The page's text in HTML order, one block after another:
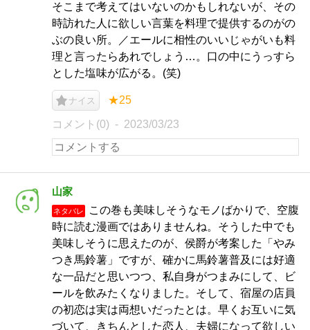
そこまで考えてはいないのかもしれないが、その
時訪れた人に欲しい言葉を料理で提供するのがの
ぶの良い所。／エールに相性のいいじゃがいも料
理と言ったらあれでしょう…。口の中にうっすら
とした塩味が広がる。(笑)
ナイス ★25
コメント(0) 2023/03/23
山家
ネタバレ
この巻も美味しそうなモノばかりで、空腹
時に読む漫画ではありませんね。そうした中でも
美味しそうに思えたのが、侯爵が考案した「やみ
つき馬鈴薯」ですが、確かに馬鈴薯普及には好適
な一品だと思いつつ、私自身がつまみにして、ビ
ールを飲みたくなりました。そして、宿屋の店員
の初恋は実は両想いだったとは。早くお互いに気
づいて、きちんとした恋人、夫婦になって欲しい